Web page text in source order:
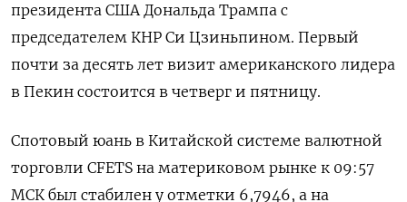
президента США Дональда Трампа с
председателем КНР ‌Си Цзиньпином. Первый
почти за десять лет визит американского лидера
в Пекин состоится в четверг и пятницу.
Спотовый юань в Китайской системе валютной
торговли CFETS на материковом рынке к ​09:57
МСК был стабилен ​у отметки 6,7946, а ​на